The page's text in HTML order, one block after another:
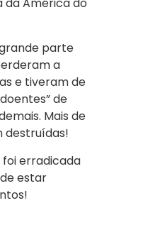
parte
a
e tiveram de
de
Mais de
destruídas!
foi erradicada
estar